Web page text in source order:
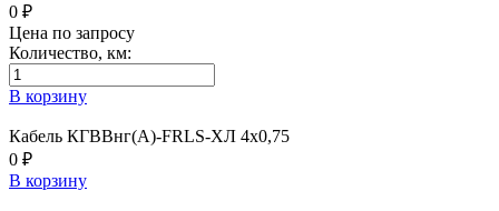
0 ₽
Цена по запросу
Количество, км:
В корзину
Кабель КГВВнг(А)-FRLS-ХЛ 4х0,75
0 ₽
В корзину